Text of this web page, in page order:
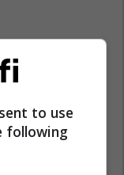
to use
following